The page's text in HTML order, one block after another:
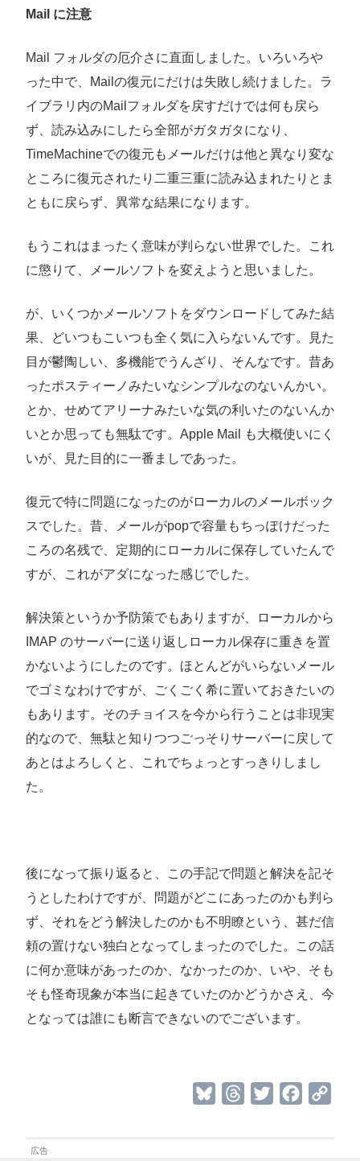
Mail に注意
Mail フォルダの厄介さに直面しました。いろいろや
った中で、Mailの復元にだけは失敗し続けました。ラ
イブラリ内のMailフォルダを戻すだけでは何も戻ら
ず、読み込みにしたら全部がガタガタになり、
TimeMachineでの復元もメールだけは他と異なり変な
ところに復元されたり二重三重に読み込まれたりとま
ともに戻らず、異常な結果になります。
もうこれはまったく意味が判らない世界でした。これ
に懲りて、メールソフトを変えようと思いました。
が、いくつかメールソフトをダウンロードしてみた結
果、どいつもこいつも全く気に入らないんです。見た
目が鬱陶しい、多機能でうんざり、そんなです。昔あ
ったポスティーノみたいなシンプルなのないんかい。
とか、せめてアリーナみたいな気の利いたのないんか
いとか思っても無駄です。Apple Mail も大概使いにく
いが、見た目的に一番ましであった。
復元で特に問題になったのがローカルのメールボック
スでした。昔、メールがpopで容量もちっぽけだった
ころの名残で、定期的にローカルに保存していたんで
すが、これがアダになった感じでした。
解決策というか予防策でもありますが、ローカルから
IMAP のサーバーに送り返しローカル保存に重きを置
かないようにしたのです。ほとんどがいらないメール
でゴミなわけですが、ごくごく希に置いておきたいの
もあります。そのチョイスを今から行うことは非現実
的なので、無駄と知りつつごっそりサーバーに戻して
あとはよろしくと、これでちょっとすっきりしまし
た。
後になって振り返ると、この手記で問題と解決を記そ
うとしたわけですが、問題がどこにあったのかも判ら
ず、それをどう解決したのかも不明瞭という、甚だ信
頼の置けない独白となってしまったのでした。この話
に何か意味があったのか、なかったのか、いや、そも
そも怪奇現象が本当に起きていたのかどうかさえ、今
となっては誰にも断言できないのでございます。
u
r
i
c
p